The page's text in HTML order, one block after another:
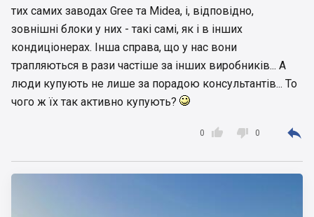
тих самих заводах Gree та Midea, і, відповідно,
зовнішні блоки у них - такі самі, як і в інших
кондиціонерах. Інша справа, що у нас вони
трапляються в рази частіше за інших виробників... А
люди купують не лише за порадою консультантів... То
чого ж їх так активно купують?

0  0 